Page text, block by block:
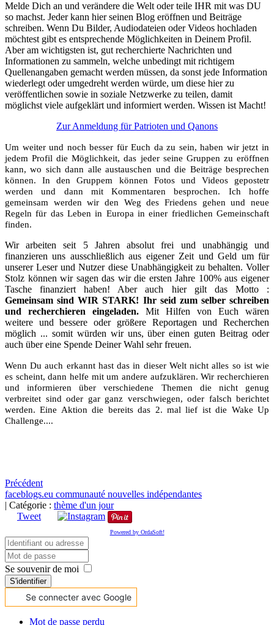
Melde Dich an und verändere die Welt oder teile IHR mit was DU
so machst. Jeder kann hier seinen Blog eröffnen und Beiträge
schreiben. Wenn Du Bilder, Audiodateien oder Videos hochladen
möchtest gibt es entsprechende Möglichkeiten in Deinem Profil.
Aber am wichtigsten ist, gut recherchierte Nachrichten und
Informationen zu sammeln, welche unbedingt mit richtigem
Quellenangaben gemacht werden müssen, da sonst jede Information
wiederlegt oder umgedreht werden würde, um diese hier zu
veröffentlichen sowie in soziale Netzwerke zu teilen, damit
möglichst viele aufgeklärt und informiert werden. Wissen ist Macht!
Zur Anmeldung für Patrioten und Qanons
Um weiter und noch besser für Euch da zu sein, haben wir jetzt in
jedem Profil die Möglichkeit, das jeder seine Gruppen zu eröffnen
kann, wo sich dann alle austauschen und die Beiträge besprechen
können. In den Gruppem können Fotos und Videos gepostetr
werden und dann mit Kommentaren besprochen. Ich hoffe
gemeinsam werden wir den Weg des Friedens gehen und neue
Regeln für das Leben in Europa in einer friedlichen Gemeinschaft
finden.
Wir arbeiten seit 5 Jahren absolut frei und unabhängig und
finanzieren uns ausschließlich aus eigener Zeit und Geld um für
unserer Leser und Nutzer diese Unabhängigkeit zu behalten. Voller
Stolz können wir sagen das wir die ersten Jahre 100% aus eigener
Tasche finanziert haben! Aber auch hier gilt das Motto :
Gemeinsam sind WIR STARK! Ihr seid zum selber schreiben
und recherchieren eingeladen. Mit Hilfen von Euch wären
weitere und bessere oder größere Reportagen und Recherchen
möglich ... somit würden wir uns, über einen guten Beitrag oder
auch über eine Spende Deiner Wahl sehr freuen.
Wenn Du auch erkannt hast das in dieser Welt nicht alles so ist wie
es scheint, dann helfe mit um andere aufzuklären. Wir recherchieren
und informieren über verschiedene Themen die nicht genug
verbreitet sind oder gar ganz verschwiegen, oder falsch berichtet
werden. Eine Aktion die bereits das 2. mal lief ist die Wake Up
Challenge....
Précédent
faceblogs.eu communauté nouvelles indépendantes
| Catégorie : thème d'un jour
Tweet
Powered by OrdaSoft!
Se souvenir de moi
S'identifier
Se connecter avec Google
Mot de passe perdu